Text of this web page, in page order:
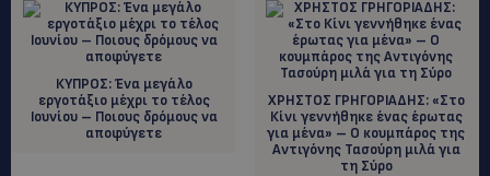
ΚΥΠΡΟΣ: Ένα μεγάλο
εργοτάξιο μέχρι το τέλος
Ιουνίου – Ποιους δρόμους να
αποφύγετε
ΧΡΗΣΤΟΣ ΓΡΗΓΟΡΙΑΔΗΣ: «Στο
Κίνι γεννήθηκε ένας έρωτας
για μένα» – Ο κουμπάρος της
Αντιγόνης Τασούρη μιλά για
τη Σύρο